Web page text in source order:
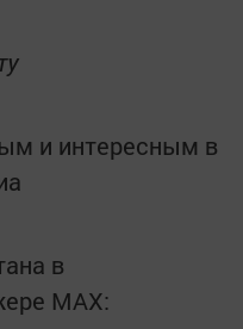
и интересным в
в
MАХ: